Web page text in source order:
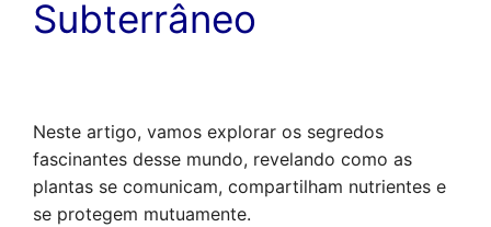
Subterrâneo
Neste artigo, vamos explorar os segredos
fascinantes desse mundo, revelando como as
plantas se comunicam, compartilham nutrientes e
se protegem mutuamente.